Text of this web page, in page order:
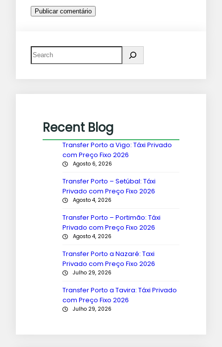
Recent Blog
Transfer Porto a Vigo: Táxi Privado
com Preço Fixo 2026
Agosto 6, 2026
Transfer Porto – Setúbal: Táxi
Privado com Preço Fixo 2026
Agosto 4, 2026
Transfer Porto – Portimão: Táxi
Privado com Preço Fixo 2026
Agosto 4, 2026
Transfer Porto a Nazaré: Taxi
Privado com Preço Fixo 2026
Julho 29, 2026
Transfer Porto a Tavira: Táxi Privado
com Preço Fixo 2026
Julho 29, 2026